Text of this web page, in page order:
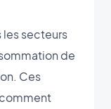
secteurs
de
Ces